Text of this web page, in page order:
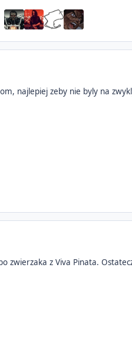
najlepiej zeby nie byly na
zwierzaka z Viva Pinata.